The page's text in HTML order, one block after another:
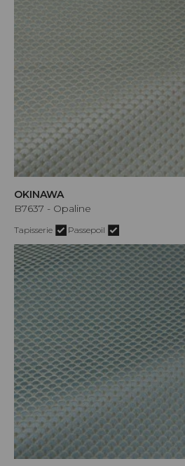
OKINAWA
B7637 - Opaline
Tapisserie Passepoil